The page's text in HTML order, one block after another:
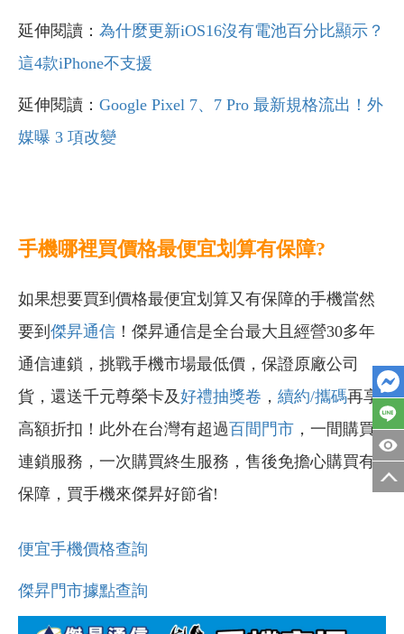
延伸閱讀： 為什麼更新iOS16沒有電池百分比顯示？
這4款iPhone不支援
延伸閱讀： Google Pixel 7、7 Pro 最新規格流出！外
媒曝 3 項改變
手機哪裡買價格最便宜划算有保障?
如果想要買到價格最便宜划算又有保障的手機當然
要到 傑昇通信 ！傑昇通信是全台最大且經營30多年
通信連鎖，挑戰手機市場最低價，保證原廠公司
貨，還送千元尊榮卡及好禮抽獎卷 ， 續約/攜碼再享
高額折扣！此外在台灣有超過百間門市 ，一間購買
連鎖服務，一次購買終生服務，售後免擔心購買有
保障，買手機來傑昇好節省!
便宜手機價格查詢
傑昇門市據點查詢